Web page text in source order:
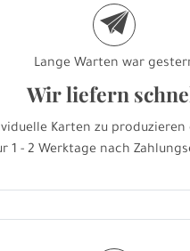
e
Lange Warten war
Wir liefern
Karten zu
1 - 2 Werktage nach